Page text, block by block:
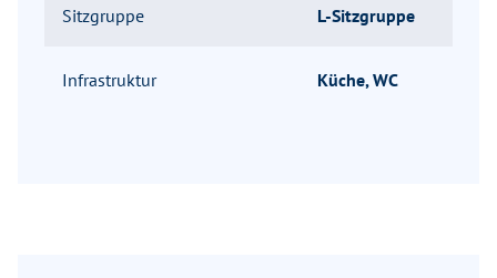
Sitzgruppe L-Sitzgruppe
Infrastruktur Küche, WC